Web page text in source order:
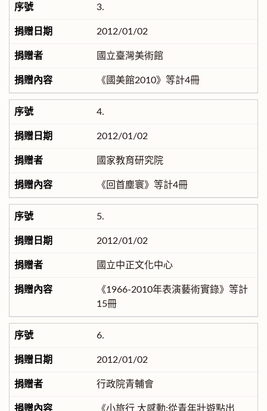
3.
2012/01/02
國立臺灣美術館
《國美館2010》等計4冊
4.
2012/01/02
國家教育研究院
《回首塵寰》等計4冊
5.
2012/01/02
國立中正文化中心
《1966-2010年表演藝術實錄》等計
15冊
6.
2012/01/02
行政院青輔會
《小旅行 大感動:從青年壯遊點出